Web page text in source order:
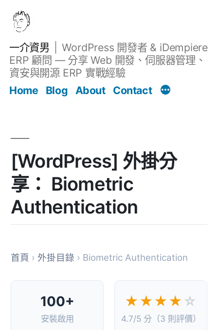
一介資男
WordPress 開發者 & iDempiere
ERP 顧問 — 分享 Web 開發、伺服器管理、
資安與開源 ERP 實戰經驗
Home
Blog About Contact
[WordPress] 外掛分
享： Biometric
Authentication
首頁 › 外掛目錄 › Biometric Authentication
100+
安裝啟用
★★★★ ☆
4.7/5 分（3 則評價）
文章